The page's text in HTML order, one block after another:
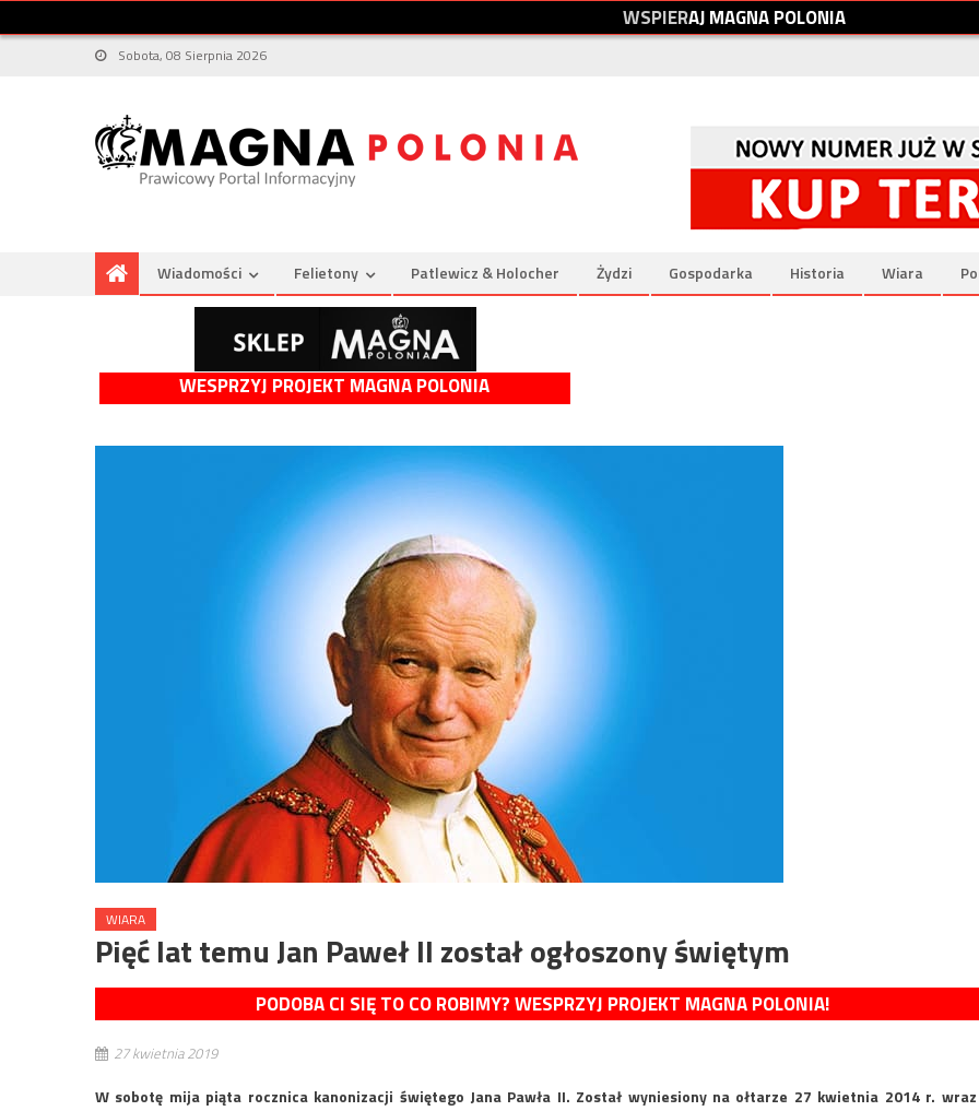
WSPIERAJMAGNAPOLONIA
Sobota, 08 Sierpnia 2026
Wiadomości Felietony Patlewicz & Holocher Żydzi Gospodarka Historia Wiara
WESPRZYJ PROJEKT MAGNA POLONIA
WIARA
Pięć lat temu Jan Paweł II został ogłoszony świętym
PODOBA CI SIĘ TO CO ROBIMY? WESPRZYJ PROJEKT MAGNA POLONIA!
27 kwietnia 2019
W sobotę mija piąta rocznica kanonizacji świętego Jana Pawła II. Został wyniesiony na ołtarze 27 kwietnia 2014 r.